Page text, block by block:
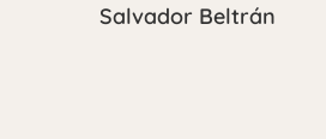
Salvador Beltrán